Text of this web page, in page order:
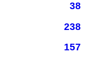
38
238
157